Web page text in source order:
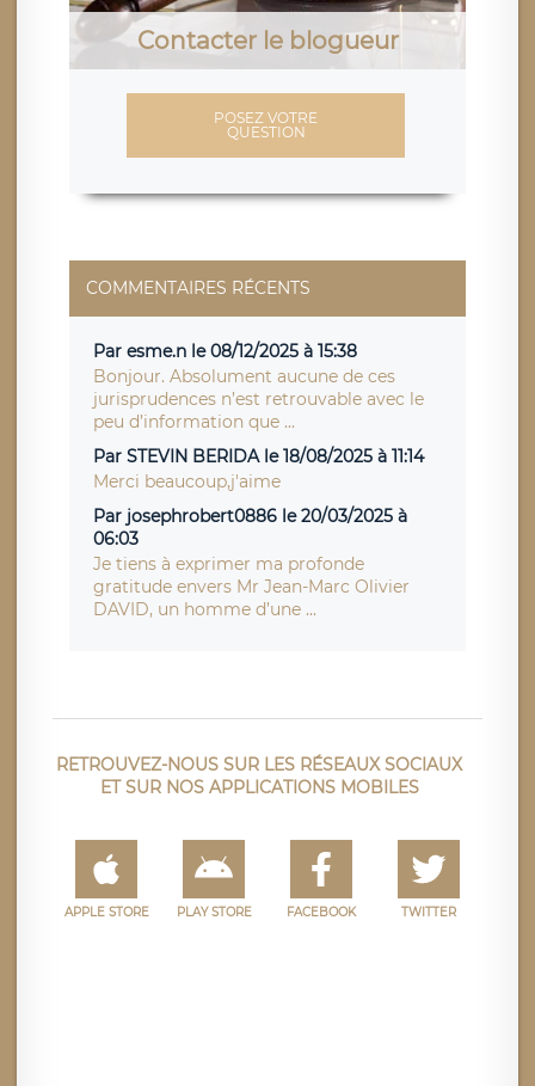
Contacter le blogueur
POSEZ VOTRE
QUESTION
COMMENTAIRES RÉCENTS
Par esme.n le 08/12/2025 à 15:38
Bonjour. Absolument aucune de ces
jurisprudences n’est retrouvable avec le
peu d’information que ...
Par STEVIN BERIDA le 18/08/2025 à 11:14
Merci beaucoup,j'aime
Par josephrobert0886 le 20/03/2025 à
06:03
Je tiens à exprimer ma profonde
gratitude envers Mr Jean-Marc Olivier
DAVID, un homme d’une ...
RETROUVEZ-NOUS SUR LES RÉSEAUX SOCIAUX
ET SUR NOS APPLICATIONS MOBILES
APPLE STORE PLAY STORE FACEBOOK TWITTER